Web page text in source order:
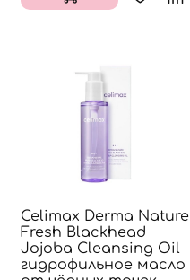
Celimax Derma Nature
Fresh Blackhead
Jojoba Cleansing Oil
гидрофильное масло